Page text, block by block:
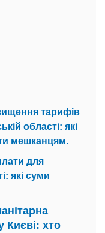
тарифів
області: які
мешканцям.
для
які суми
Києві: хто